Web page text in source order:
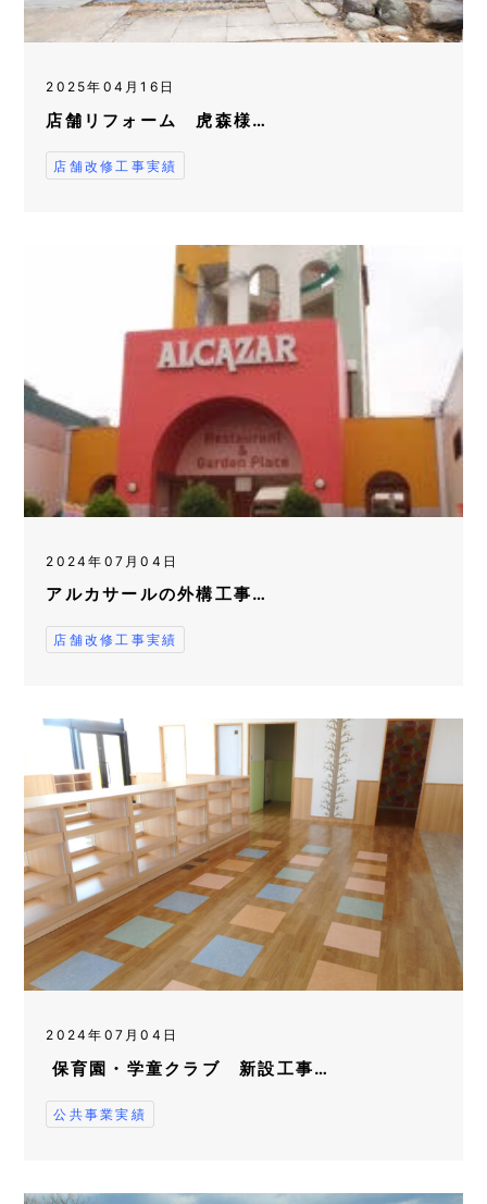
2025年04月16日
店舗リフォーム 虎森様…
店舗改修工事実績
2024年07月04日
アルカサールの外構工事…
店舗改修工事実績
2024年07月04日
保育園・学童クラブ 新設工事…
公共事業実績